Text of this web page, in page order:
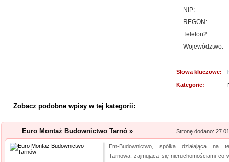
Producent
Szukasz godnego zaufania
przejrzyj naszą propozycję.
pasteryzacji i szereg innych
jeżeli tym, czego szukasz, są
znajdzie dla siebie
HYDRO-PLAN
NIP:
REGON:
Telefon2:
Województwo:
Słowa kluczowe:
Kategorie:
Zobacz podobne wpisy w tej kategorii:
Euro Montaż Budownictwo Tarnó » Stronę dodano:
Em-Budownictwo, spółka działająca na
Tarnowa, zajmująca się nieruchomościami co